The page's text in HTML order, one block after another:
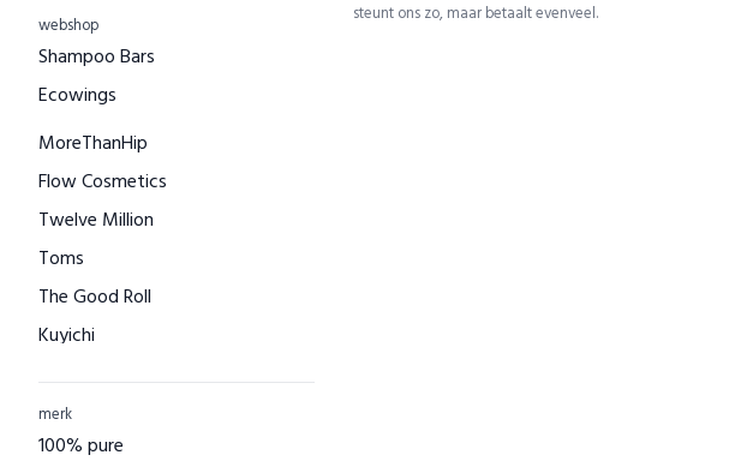
webshop
Shampoo Bars
Ecowings
MoreThanHip
Flow Cosmetics
Twelve Million
Toms
The Good Roll
Kuyichi
Bamigo
CAYBOO
merk
100% pure
steunt ons zo, maar betaalt evenveel.